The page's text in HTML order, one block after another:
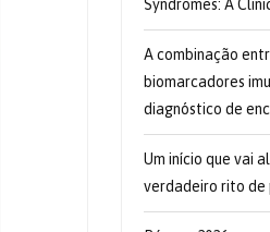
Syndromes: A
A combinação
biomarcadores
diagnóstico de
Um início que vai
verdadeiro rito de